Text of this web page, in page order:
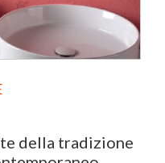
della tradizione